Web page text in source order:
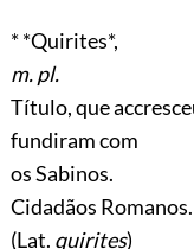
* *Quirites*,
m. pl.
Título, que
fundiram com
os Sabinos.
Cidadãos Romanos.
(Lat. quirites)